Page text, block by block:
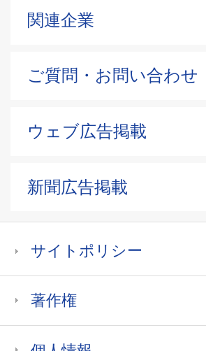
関連企業
ご質問・お問い合わせ
ウェブ広告掲載
新聞広告掲載
サイトポリシー
著作権